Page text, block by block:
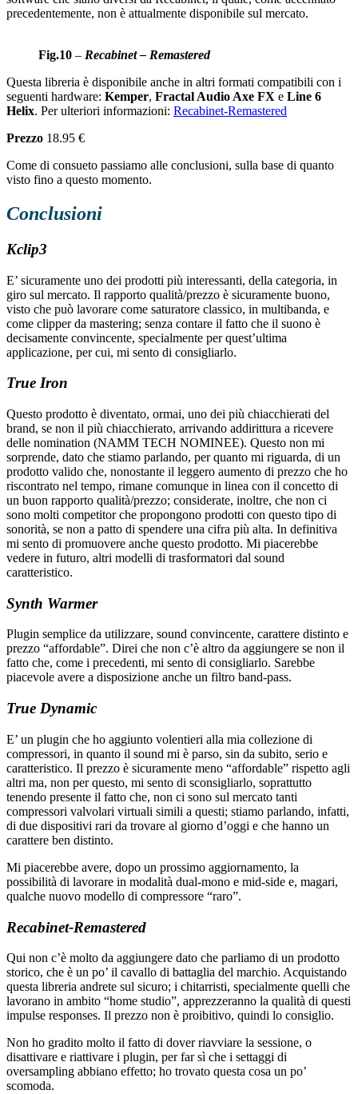
precedentemente, non è attualmente disponibile sul mercato.
Fig.10 – Recabinet – Remastered
Questa libreria è disponibile anche in altri formati compatibili con i
seguenti hardware: Kemper, Fractal Audio Axe FX e Line 6
Helix. Per ulteriori informazioni: Recabinet-Remastered
Prezzo 18.95 €
Come di consueto passiamo alle conclusioni, sulla base di quanto
visto fino a questo momento.
Conclusioni
Kclip3
E’ sicuramente uno dei prodotti più interessanti, della categoria, in
giro sul mercato. Il rapporto qualità/prezzo è sicuramente buono,
visto che può lavorare come saturatore classico, in multibanda, e
come clipper da mastering; senza contare il fatto che il suono è
decisamente convincente, specialmente per quest’ultima
applicazione, per cui, mi sento di consigliarlo.
True Iron
Questo prodotto è diventato, ormai, uno dei più chiacchierati del
brand, se non il più chiacchierato, arrivando addirittura a ricevere
delle nomination (NAMM TECH NOMINEE). Questo non mi
sorprende, dato che stiamo parlando, per quanto mi riguarda, di un
prodotto valido che, nonostante il leggero aumento di prezzo che ho
riscontrato nel tempo, rimane comunque in linea con il concetto di
un buon rapporto qualità/prezzo; considerate, inoltre, che non ci
sono molti competitor che propongono prodotti con questo tipo di
sonorità, se non a patto di spendere una cifra più alta. In definitiva
mi sento di promuovere anche questo prodotto. Mi piacerebbe
vedere in futuro, altri modelli di trasformatori dal sound
caratteristico.
Synth Warmer
Plugin semplice da utilizzare, sound convincente, carattere distinto e
prezzo “affordable”. Direi che non c’è altro da aggiungere se non il
fatto che, come i precedenti, mi sento di consigliarlo. Sarebbe
piacevole avere a disposizione anche un filtro band-pass.
True Dynamic
E’ un plugin che ho aggiunto volentieri alla mia collezione di
compressori, in quanto il sound mi è parso, sin da subito, serio e
caratteristico. Il prezzo è sicuramente meno “affordable” rispetto agli
altri ma, non per questo, mi sento di sconsigliarlo, soprattutto
tenendo presente il fatto che, non ci sono sul mercato tanti
compressori valvolari virtuali simili a questi; stiamo parlando, infatti,
di due dispositivi rari da trovare al giorno d’oggi e che hanno un
carattere ben distinto.
Mi piacerebbe avere, dopo un prossimo aggiornamento, la
possibilità di lavorare in modalità dual-mono e mid-side e, magari,
qualche nuovo modello di compressore “raro”.
Recabinet-Remastered
Qui non c’è molto da aggiungere dato che parliamo di un prodotto
storico, che è un po’ il cavallo di battaglia del marchio. Acquistando
questa libreria andrete sul sicuro; i chitarristi, specialmente quelli che
lavorano in ambito “home studio”, apprezzeranno la qualità di questi
impulse responses. Il prezzo non è proibitivo, quindi lo consiglio.
Non ho gradito molto il fatto di dover riavviare la sessione, o
disattivare e riattivare i plugin, per far sì che i settaggi di
oversampling abbiano effetto; ho trovato questa cosa un po’
scomoda.